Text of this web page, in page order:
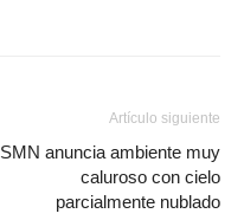
Artículo siguiente
SMN anuncia ambiente muy
caluroso con cielo
parcialmente nublado